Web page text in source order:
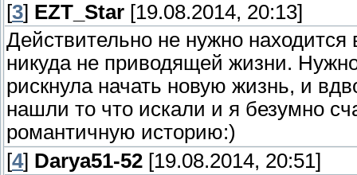
[3] EZT_Star [19.08.2014, 20:13]
Действительно не нужно
никуда не приводящей жизни.
рискнула начать новую жизнь, и
нашли то что искали и я безумно
романтичную историю:)
[4] Darya51-52 [19.08.2014, 20:51]